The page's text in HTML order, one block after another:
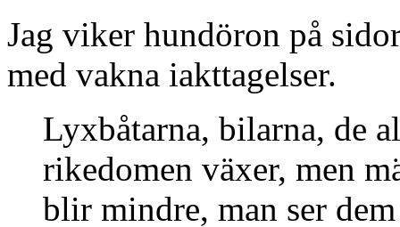
Jag viker hundöron på
med vakna iakttagelser.
Lyxbåtarna, bilarna, de
rikedomen växer, men
blir mindre, man ser